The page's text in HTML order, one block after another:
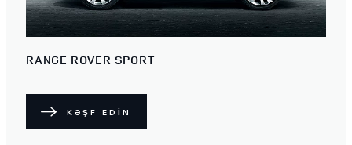
RANGE ROVER SPORT
KƏŞF EDİN